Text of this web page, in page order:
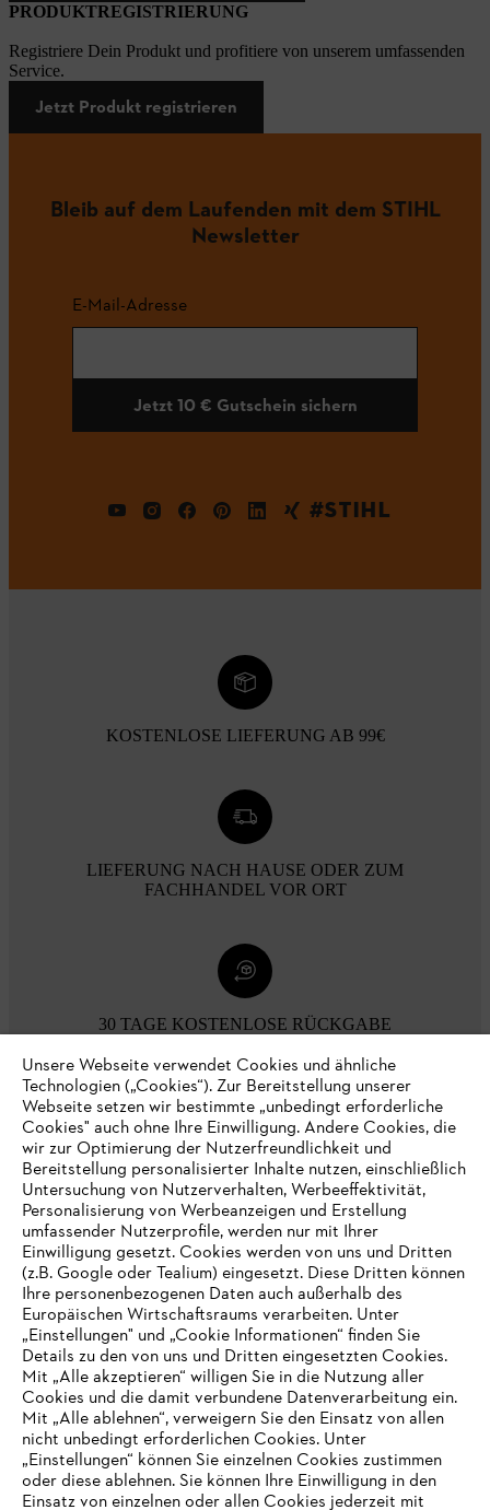
PRODUKTREGISTRIERUNG
Registriere Dein Produkt und profitiere von unserem umfassenden
Service.
Jetzt Produkt registrieren
Bleib auf dem Laufenden mit dem STIHL
Newsletter
E-Mail-Adresse
Jetzt 10 € Gutschein sichern
#STIHL
KOSTENLOSE LIEFERUNG AB 99€
LIEFERUNG NACH HAUSE ODER ZUM
FACHHANDEL VOR ORT
30 TAGE KOSTENLOSE RÜCKGABE
Zahlungsmöglichkeiten
Unternehmen
Online Shop
IHR BROWSER WIRD NICHT
UNTERSTÜTZT
Unsere Webseite verwendet Cookies und ähnliche
Technologien („Cookies“). Zur Bereitstellung unserer
Webseite setzen wir bestimmte „unbedingt erforderliche
Cookies" auch ohne Ihre Einwilligung. Andere Cookies, die
wir zur Optimierung der Nutzerfreundlichkeit und
Bereitstellung personalisierter Inhalte nutzen, einschließlich
Untersuchung von Nutzerverhalten, Werbeeffektivität,
Personalisierung von Werbeanzeigen und Erstellung
umfassender Nutzerprofile, werden nur mit Ihrer
Einwilligung gesetzt. Cookies werden von uns und Dritten
(z.B. Google oder Tealium) eingesetzt. Diese Dritten können
Ihre personenbezogenen Daten auch außerhalb des
Europäischen Wirtschaftsraums verarbeiten. Unter
„Einstellungen" und „Cookie Informationen“ finden Sie
Details zu den von uns und Dritten eingesetzten Cookies.
Mit „Alle akzeptieren“ willigen Sie in die Nutzung aller
Cookies und die damit verbundene Datenverarbeitung ein.
Mit „Alle ablehnen“, verweigern Sie den Einsatz von allen
nicht unbedingt erforderlichen Cookies. Unter
„Einstellungen“ können Sie einzelnen Cookies zustimmen
oder diese ablehnen. Sie können Ihre Einwilligung in den
Einsatz von einzelnen oder allen Cookies jederzeit mit